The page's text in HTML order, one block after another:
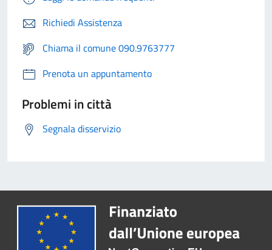
Richiedi Assistenza
Chiama il comune 090.9763777
Prenota un appuntamento
Problemi in città
Segnala disservizio